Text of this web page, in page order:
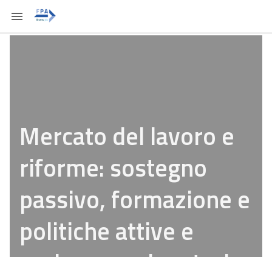
Mercato del lavoro e
riforme: sostegno
passivo, formazione e
politiche attive e